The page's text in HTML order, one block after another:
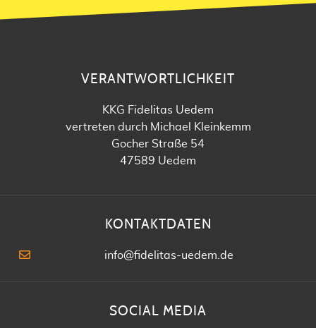
VERANTWORTLICHKEIT
KKG Fidelitas Uedem
vertreten durch Michael Kleinkemm
Gocher Straße 54
47589 Uedem
KONTAKTDATEN
info@fidelitas-uedem.de
SOCIAL MEDIA